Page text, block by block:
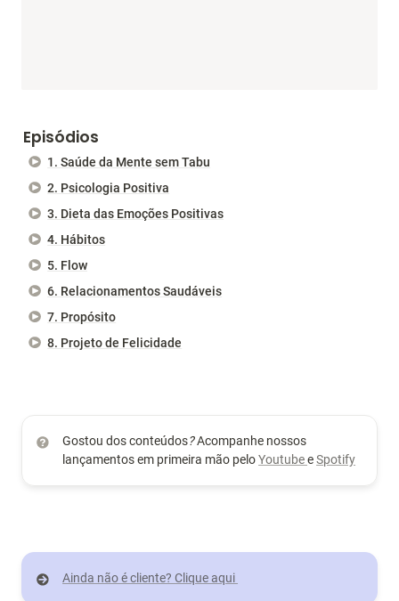
Episódios
1. Saúde da Mente sem Tabu
2. Psicologia Positiva
3. Dieta das Emoções Positivas
4. Hábitos
5. Flow
6. Relacionamentos Saudáveis
7. Propósito
8. Projeto de Felicidade
Gostou dos conteúdos? Acompanhe nossos
lançamentos em primeira mão pelo Youtube e Spotify
Ainda não é cliente? Clique aqui